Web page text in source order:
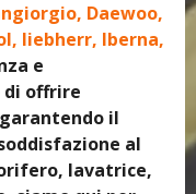
Daewoo,
liebherr, Iberna,
e
offrire
il
al
lavatrice,